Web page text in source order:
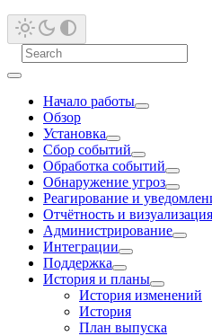
Начало работы
Обзор
Установка
Сбор событий
Обработка событий
Обнаружение угроз
Реагирование и
Отчётность и визуализация
Администрирование
Интеграции
Поддержка
История и планы
История изменений
История
План выпуска